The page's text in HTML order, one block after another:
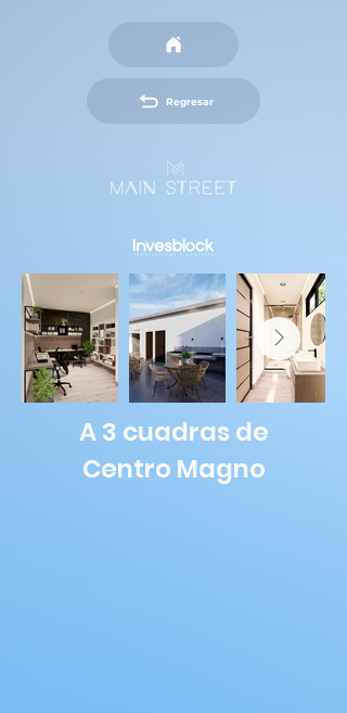
Regresar
A 3 cuadras de
Centro Magno